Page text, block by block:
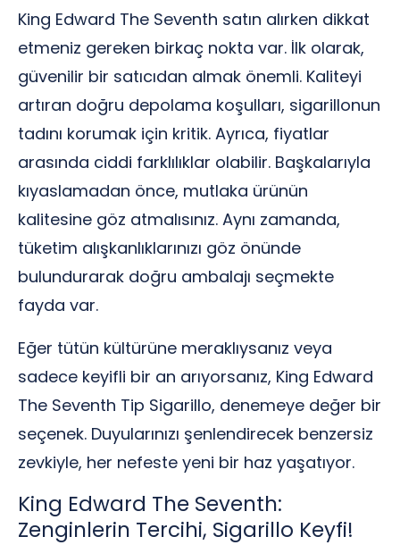
King Edward The Seventh satın alırken dikkat
etmeniz gereken birkaç nokta var. İlk olarak,
güvenilir bir satıcıdan almak önemli. Kaliteyi
artıran doğru depolama koşulları, sigarillonun
tadını korumak için kritik. Ayrıca, fiyatlar
arasında ciddi farklılıklar olabilir. Başkalarıyla
kıyaslamadan önce, mutlaka ürünün
kalitesine göz atmalısınız. Aynı zamanda,
tüketim alışkanlıklarınızı göz önünde
bulundurarak doğru ambalajı seçmekte
fayda var.
Eğer tütün kültürüne meraklıysanız veya
sadece keyifli bir an arıyorsanız, King Edward
The Seventh Tip Sigarillo, denemeye değer bir
seçenek. Duyularınızı şenlendirecek benzersiz
zevkiyle, her nefeste yeni bir haz yaşatıyor.
King Edward The Seventh:
Zenginlerin Tercihi, Sigarillo Keyfi!